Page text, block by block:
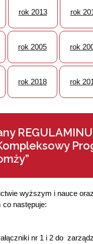
rok 2013 rok
rok 2005 rok
rok 2018 rok
REGULAMINU
wyższym i nauce oraz
co następuje:
nr 1 i 2 do